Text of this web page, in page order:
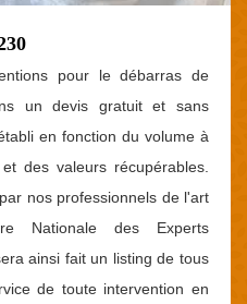
pour le débarras de
un devis gratuit et sans
en fonction du volume à
des valeurs récupérables.
nos professionnels de l'art
Nationale des Experts
ainsi fait un listing de tous
de toute intervention en